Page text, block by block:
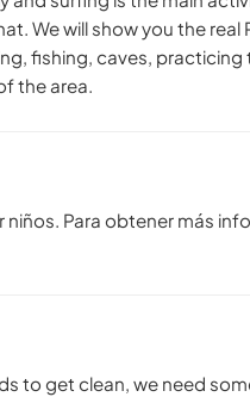
We will show you the real
fishing, caves,
the area.
Para obtener más
to get clean, we need